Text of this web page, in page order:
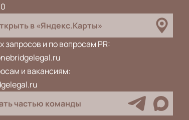
в «Яндекс.Карты»
запросов и по вопросам PR:
и вакансиям:
частью команды